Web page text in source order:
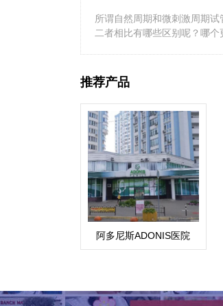
所谓自然周期和微刺激周期
二者相比有哪些区别呢？哪个
推荐产品
阿多尼斯ADONIS医院